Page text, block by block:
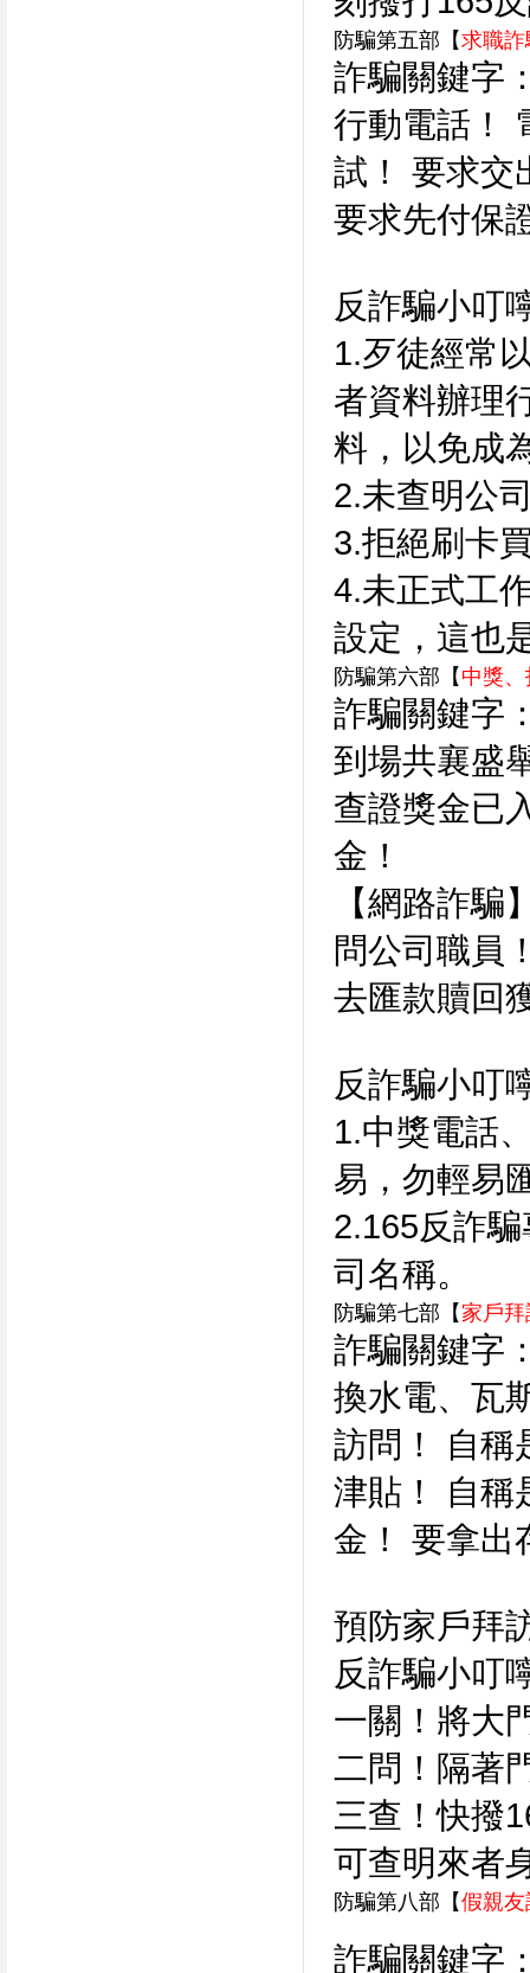
防騙第五部【求職詐
詐騙關鍵字
行動電話！
試！ 要求交
要求先付保
反詐騙小叮
1.歹徒經常
者資料辦理
料，以免成
2.未查明公
3.拒絕刷卡
4.未正式工
設定，這也
防騙第六部【 中獎
詐騙關鍵字
到場共襄盛
查證獎金已
金！
【網路詐
問公司職員
去匯款贖回
反詐騙小叮
1.中獎電話
易，勿輕易
2.165反詐
司名稱。
防騙第七部【 家戶
詐騙關鍵字
換水電、瓦
訪問！ 自稱
津貼！ 自稱
金！ 要拿出
預防家戶拜
反詐騙小叮
一關！將大
二問！隔著
三查！快撥
可查明來者
防騙第八部【假親友
詐騙關鍵字